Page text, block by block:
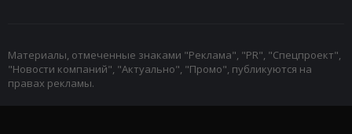
Материалы, отмеченные знаками "Реклама", "PR", "Спецпроект",
"Новости компаний", "Актуально", "Промо", публикуются на
правах рекламы.